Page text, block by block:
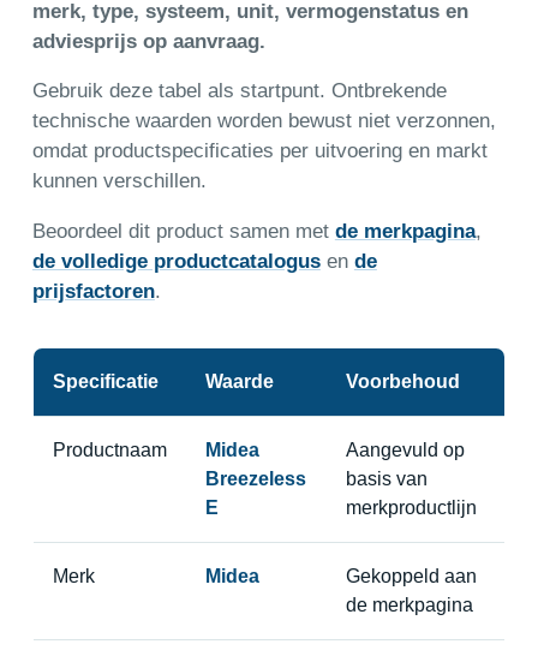
merk, type, systeem, unit, vermogenstatus en
adviesprijs op aanvraag.
Gebruik deze tabel als startpunt. Ontbrekende
technische waarden worden bewust niet verzonnen,
omdat productspecificaties per uitvoering en markt
kunnen verschillen.
Beoordeel dit product samen met de merkpagina,
de volledige productcatalogusen de
prijsfactoren.
Specificatie Waarde Voorbehoud
Productnaam
Midea
Breezeless
E
Aangevuld op
basis van
merkproductlijn
Merk Midea
Gekoppeld aan
de merkpagina